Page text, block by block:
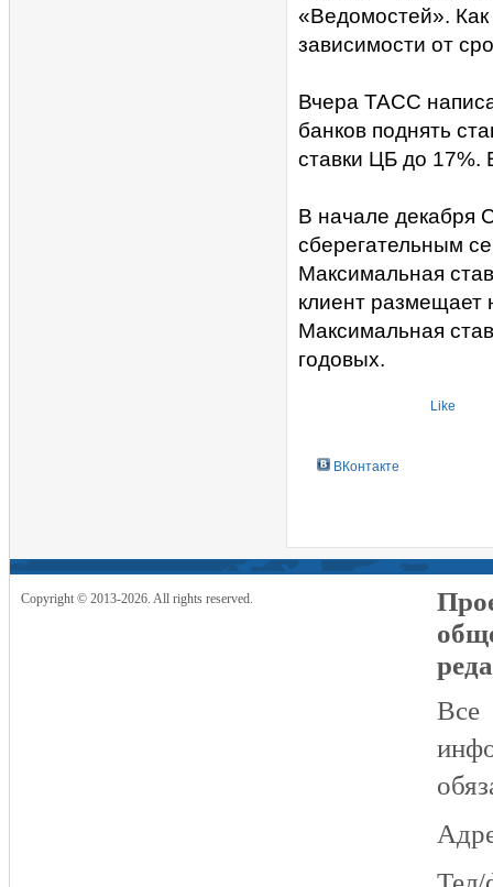
«Ведомостей».
зависимости от
Вчера ТАСС
банков поднять
ставки ЦБ до
В начале декабря
сберегательным
Максимальная
клиент размещает
Максимальная
годовых.
Like
ВКонтакте
Copyright © 2013-2026. All rights reserved.